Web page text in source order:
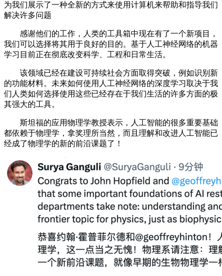
为我们展示了一种全新的方式来使用计算机来帮助和指导我们
解决许多问题
感谢他们的工作，人类的工具箱中现在有了一个新项目，
我们可以选择将其用于良好的目的。基于人工神经网络的机器
学习目前正在彻底改变科学、工程和日常生活。
该领域已经在建设可持续社会方面取得突破，例如识别新
的功能材料。未来如何使用人工神经网络的深度学习取决于我
们人类如何选择使用这些已经存在于我们生活的许多方面的极
其强大的工具。
斯坦福的应用物理学教授表示，人工智能的很多重要基础
都依赖于物理学，拿奖理所当然，而且理解和改进人工智能已
经成了物理学的新的前沿课题了！